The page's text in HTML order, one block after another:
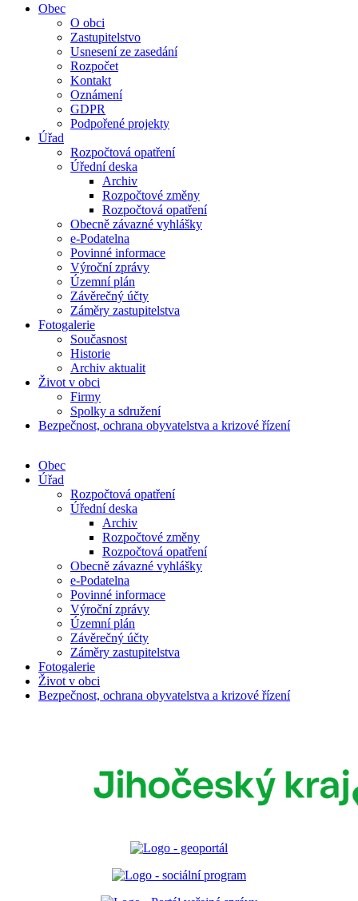
Obec
O obci
Zastupitelstvo
Usnesení ze zasedání
Rozpočet
Kontakt
Oznámení
GDPR
Podpořené projekty
Úřad
Rozpočtová opatření
Úřední deska
Archiv
Rozpočtové změny
Rozpočtová opatření
Obecně závazné vyhlášky
e-Podatelna
Povinné informace
Výroční zprávy
Územní plán
Závěrečný účty
Záměry zastupitelstva
Fotogalerie
Současnost
Historie
Archiv aktualit
Život v obci
Firmy
Spolky a sdružení
Bezpečnost, ochrana obyvatelstva a krizové řízení
Obec
Úřad
Rozpočtová opatření
Úřední deska
Archiv
Rozpočtové změny
Rozpočtová opatření
Obecně závazné vyhlášky
e-Podatelna
Povinné informace
Výroční zprávy
Územní plán
Závěrečný účty
Záměry zastupitelstva
Fotogalerie
Život v obci
Bezpečnost, ochrana obyvatelstva a krizové řízení